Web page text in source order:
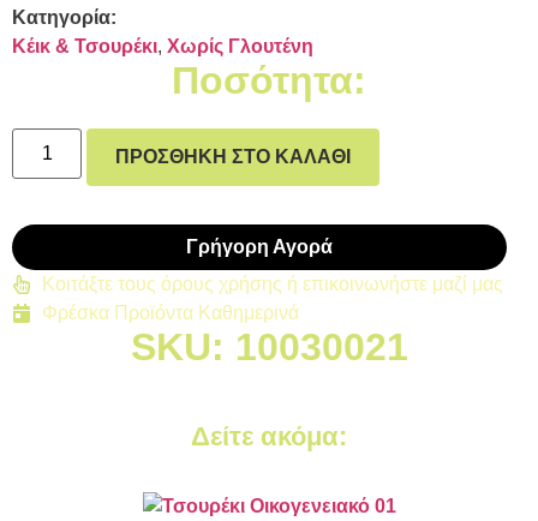
Κατηγορία:
Κέικ & Τσουρέκι, Χωρίς Γλουτένη
Ποσότητα:
ΠΡΟΣΘΉΚΗ ΣΤΟ ΚΑΛΆΘΙ
Γρήγορη Αγορά
Κοιτάξτε τους όρους χρήσης ή επικοινωνήστε μαζί μας
Φρέσκα Προϊόντα Καθημερινά
SKU: 10030021
Δείτε ακόμα: